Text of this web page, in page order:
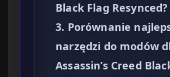
Black Flag Resynced?
3. Porównanie
narzędzi do modów
Assassin’s Creed